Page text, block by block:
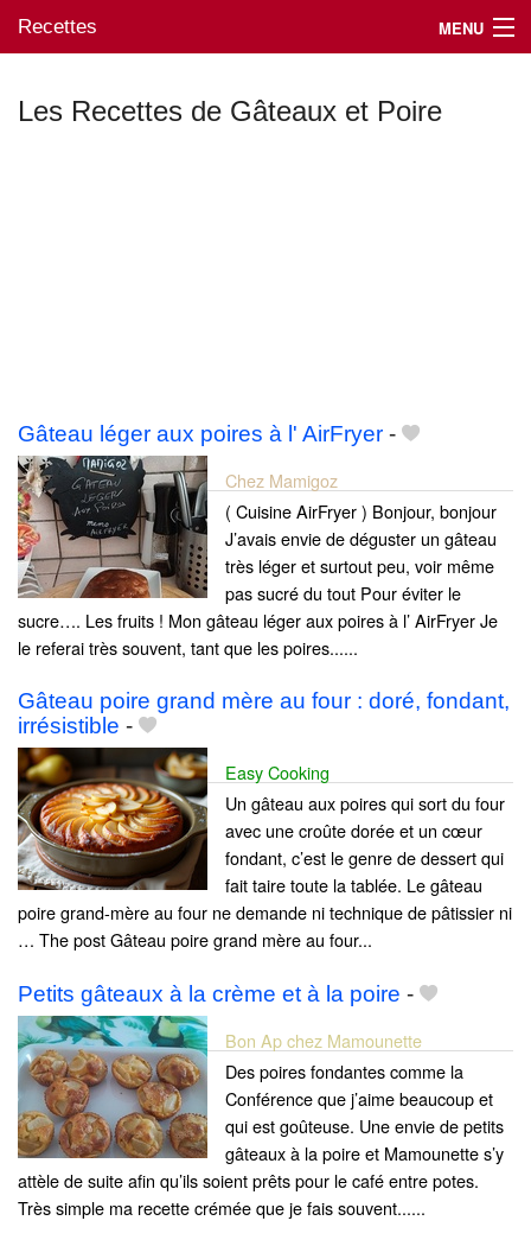
Recettes MENU
Les Recettes de Gâteaux et Poire
Gâteau léger aux poires à l' AirFryer -
Chez Mamigoz
( Cuisine AirFryer ) Bonjour, bonjour
J’avais envie de déguster un gâteau
très léger et surtout peu, voir même
pas sucré du tout Pour éviter le
sucre…. Les fruits ! Mon gâteau léger aux poires à l’ AirFryer Je
le referai très souvent, tant que les poires......
Gâteau poire grand mère au four : doré, fondant,
irrésistible -
Easy Cooking
Un gâteau aux poires qui sort du four
avec une croûte dorée et un cœur
fondant, c’est le genre de dessert qui
fait taire toute la tablée. Le gâteau
poire grand-mère au four ne demande ni technique de pâtissier ni
… The post Gâteau poire grand mère au four...
Petits gâteaux à la crème et à la poire -
Bon Ap chez Mamounette
Des poires fondantes comme la
Conférence que j’aime beaucoup et
qui est goûteuse. Une envie de petits
gâteaux à la poire et Mamounette s’y
attèle de suite afin qu’ils soient prêts pour le café entre potes.
Très simple ma recette crémée que je fais souvent......